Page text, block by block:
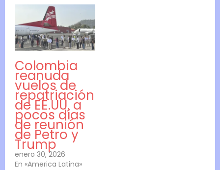
Colombia
reanuda
vuelos de
repatriación
de EE.UU. a
pocos días
de reunión
de Petro y
Trump
enero 30, 2026
En «America Latina»